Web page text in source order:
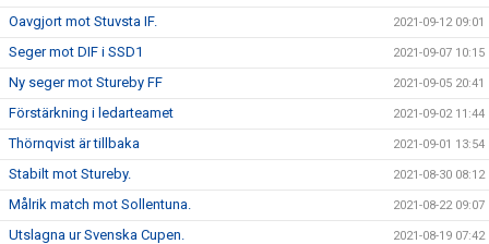
Oavgjort mot Stuvsta IF. 2021-09-12 09:01
Seger mot DIF i SSD1 2021-09-07 10:15
Ny seger mot Stureby FF 2021-09-05 20:41
Förstärkning i ledarteamet 2021-09-02 11:44
Thörnqvist är tillbaka 2021-09-01 13:54
Stabilt mot Stureby. 2021-08-30 08:12
Målrik match mot Sollentuna. 2021-08-22 09:07
Utslagna ur Svenska Cupen. 2021-08-19 07:42